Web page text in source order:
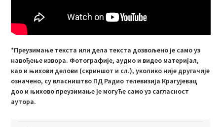
*Преузимање текста или дела текста дозвољено је само уз
навођење извора. Фотографије, аудио и видео материјал,
као и њихови делови (скриншот и сл.), уколико није другачије
означено, су власништво ПД Радио телевизија Крагујевац
доо и њихово преузимање је могуће само уз сагласност
аутора.